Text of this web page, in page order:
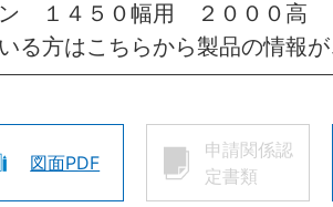
１４５０幅用 ２０００高
方はこちらから製品の情報が
図面PDF
申請関係認
定書類